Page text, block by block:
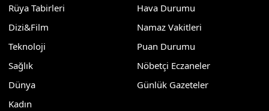
Rüya Tabirleri
Dizi&Film
Teknoloji
Sağlık
Dünya
Kadın
Hava Durumu
Namaz Vakitleri
Puan Durumu
Nöbetçi Eczaneler
Günlük Gazeteler